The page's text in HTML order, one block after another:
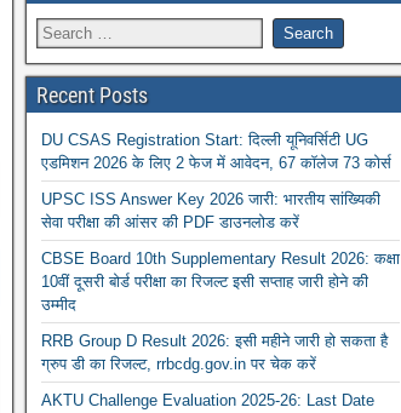
Recent Posts
DU CSAS Registration Start: दिल्ली यूनिवर्सिटी UG
एडमिशन 2026 के लिए 2 फेज में आवेदन, 67 कॉलेज 73 कोर्स
UPSC ISS Answer Key 2026 जारी: भारतीय सांख्यिकी
सेवा परीक्षा की आंसर की PDF डाउनलोड करें
CBSE Board 10th Supplementary Result 2026: कक्षा
10वीं दूसरी बोर्ड परीक्षा का रिजल्ट इसी सप्ताह जारी होने की
उम्मीद
RRB Group D Result 2026: इसी महीने जारी हो सकता है
ग्रुप डी का रिजल्ट, rrbcdg.gov.in पर चेक करें
AKTU Challenge Evaluation 2025-26: Last Date